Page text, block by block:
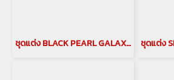
ชุดแต่ง BLACK PEARL GALAXI LITE ชุดแต่ง alphard ปี 2018-2022 ALPHARD BODY KITS ชุดแต่งแบล็คเพิร์ล ของแต่งอัลพาร์ด Alphard Accessories japan style galaxilite